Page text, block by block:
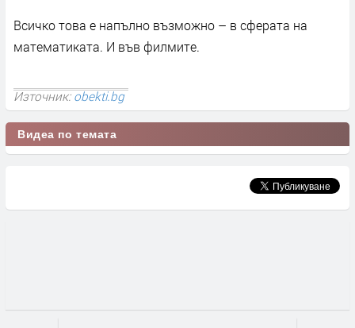
Всичко това е напълно възможно – в сферата на
математиката. И във филмите.
Източник:obekti.bg
Видеа по темата